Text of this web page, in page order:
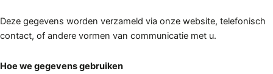
Deze gegevens worden verzameld via onze website, telefonisch
contact, of andere vormen van communicatie met u.
Hoe we gegevens gebruiken